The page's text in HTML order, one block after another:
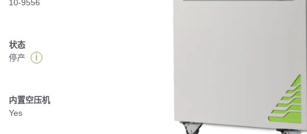
10-9556
状态
停产
i
内置空压机
Yes